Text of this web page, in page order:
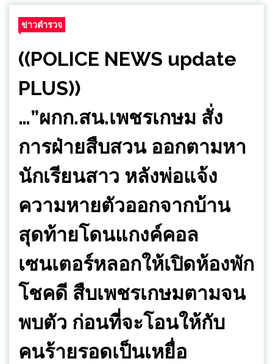
ข่าวตำรวจ
((POLICE NEWS update
PLUS))
…”ผกก.สน.เพชรเกษม สั่ง
การฝ่ายสืบสวน ออกตามหา
นักเรียนสาว หลังพ่อแจ้ง
ความหายตัวออกจากบ้าน
สุดท้ายโดนแกงค์คอล
เซนเตอร์หลอกให้เปิดห้องพัก
โชคดี สืบเพชรเกษมตามจน
พบตัว ก่อนที่จะโอนให้กับ
คนร้ายรอดเป็นเหยื่อ